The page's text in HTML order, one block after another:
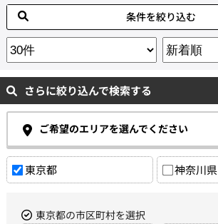
条件を絞り込む
さらに絞り込んで検索する
ご希望のエリアを選んでください
東京都 神奈川県
東京都の市区町村を選択